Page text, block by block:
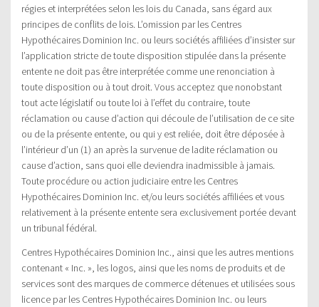
régies et interprétées selon les lois du Canada, sans égard aux
principes de conflits de lois. L’omission par les Centres
Hypothécaires Dominion Inc. ou leurs sociétés affiliées d’insister sur
l’application stricte de toute disposition stipulée dans la présente
entente ne doit pas être interprétée comme une renonciation à
toute disposition ou à tout droit. Vous acceptez que nonobstant
tout acte législatif ou toute loi à l’effet du contraire, toute
réclamation ou cause d’action qui découle de l’utilisation de ce site
ou de la présente entente, ou qui y est reliée, doit être déposée à
l’intérieur d’un (1) an après la survenue de ladite réclamation ou
cause d’action, sans quoi elle deviendra inadmissible à jamais.
Toute procédure ou action judiciaire entre les Centres
Hypothécaires Dominion Inc. et/ou leurs sociétés affiliées et vous
relativement à la présente entente sera exclusivement portée devant
un tribunal fédéral.
Centres Hypothécaires Dominion Inc., ainsi que les autres mentions
contenant « Inc. », les logos, ainsi que les noms de produits et de
services sont des marques de commerce détenues et utilisées sous
licence par les Centres Hypothécaires Dominion Inc. ou leurs